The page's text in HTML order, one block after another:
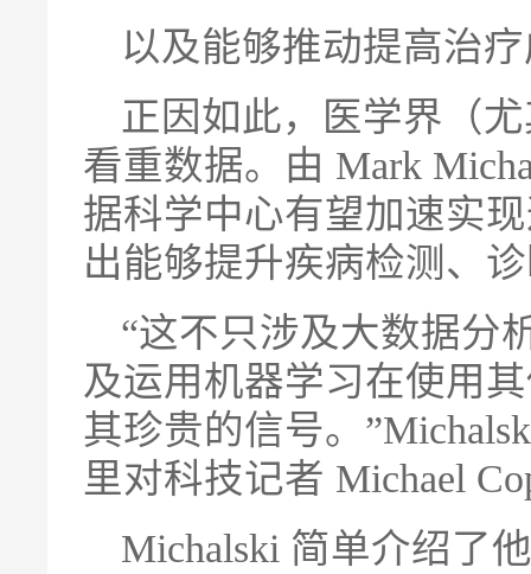
以及能够推动提高治
正因如此，医学界（
看重数据。由 Mark
据科学中心有望加速实
出能够提升疾病检测、
“这不只涉及大数据分
及运用机器学习在使用
其珍贵的信号。
里对科技记者 Michael
Michalski 简单介绍了